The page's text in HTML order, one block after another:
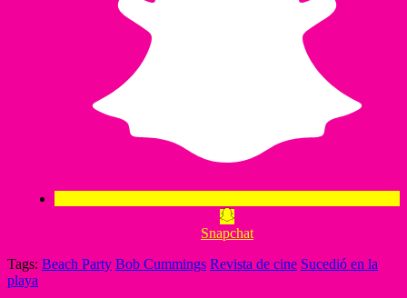
Snapchat
Tags: Beach Party Bob Cummings Revista de cine Sucedió en la
playa